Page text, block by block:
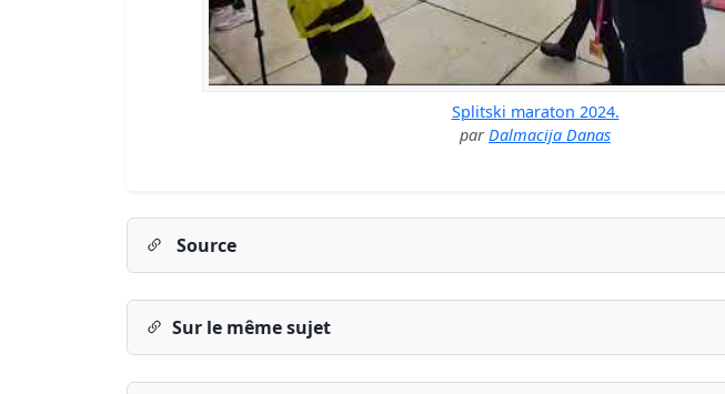
Splitski maraton 2024.
par Dalmacija Danas
Source
Sur le même sujet